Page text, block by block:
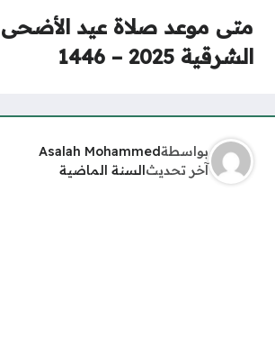
متى موعد صلاة عيد
الشرقية 2025 – 1446
بواسطةAsalah Mohammed
آخر تحديثالسنة الماضية